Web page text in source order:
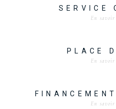
SERVICE
En savoir
PLACE
En savoir
En savoir